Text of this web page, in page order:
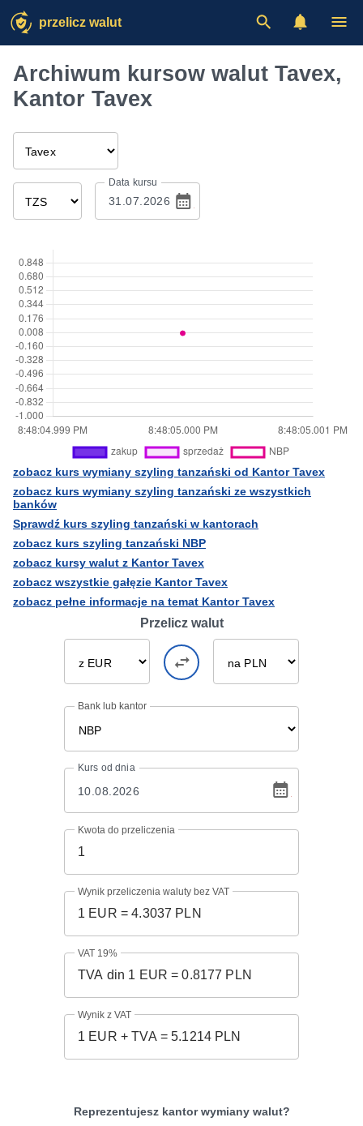
przelicz walut
Archiwum kursow walut Tavex,
Kantor Tavex
Data kursu
zobacz kurs wymiany szyling tanzański od Kantor Tavex
zobacz kurs wymiany szyling tanzański ze wszystkich
banków
Sprawdź kurs szyling tanzański w kantorach
zobacz kurs szyling tanzański NBP
zobacz kursy walut z Kantor Tavex
zobacz wszystkie gałęzie Kantor Tavex
zobacz pełne informacje na temat Kantor Tavex
Przelicz walut
Bank lub kantor
Kurs od dnia
Kwota do przeliczenia
Wynik przeliczenia waluty bez VAT
VAT 19%
Wynik z VAT
Reprezentujesz kantor wymiany walut?